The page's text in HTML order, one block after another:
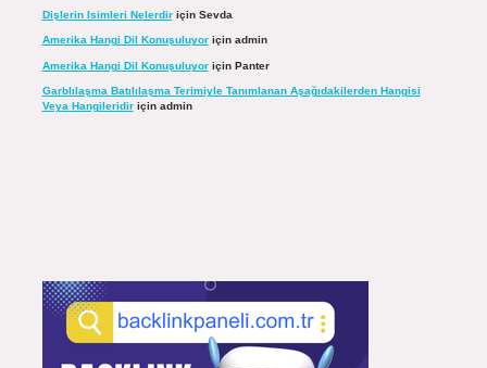
Dişlerin Isimleri Nelerdiriçin Sevda
Amerika Hangi Dil Konuşuluyoriçin admin
Amerika Hangi Dil Konuşuluyoriçin Panter
Garblılaşma Batılılaşma Terimiyle Tanımlanan Aşağıdakilerden Hangisi
Veya Hangileridiriçin admin